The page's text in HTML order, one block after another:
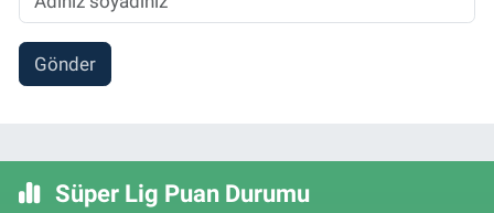
Gönder
Süper Lig Puan Durumu